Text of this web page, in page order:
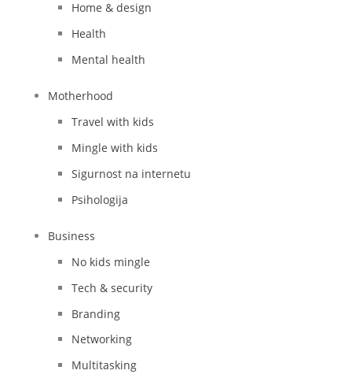
Home & design
Health
Mental health
Motherhood
Travel with kids
Mingle with kids
Sigurnost na internetu
Psihologija
Business
No kids mingle
Tech & security
Branding
Networking
Multitasking